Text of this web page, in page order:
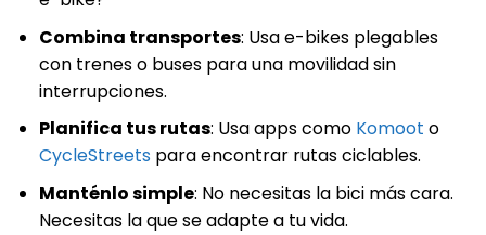
Combina transportes: Usa e-bikes plegables
con trenes o buses para una movilidad sin
interrupciones.
Planifica tus rutas: Usa apps como Komoot o
CycleStreets para encontrar rutas ciclables.
Manténlo simple: No necesitas la bici más cara.
Necesitas la que se adapte a tu vida.